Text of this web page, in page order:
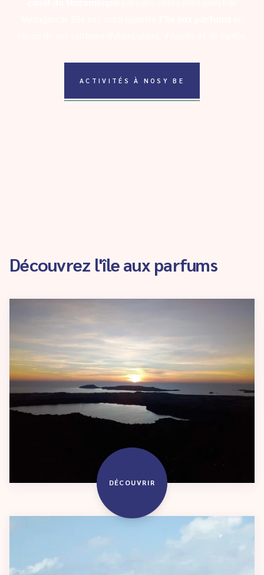
ACTIVITÉS À NOSY BE
Découvrez l'île aux parfums
DÉCOUVRIR